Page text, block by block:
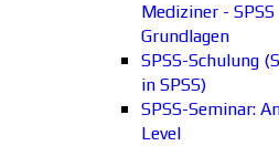
Mediziner - SPSS
Grundlagen
SPSS-Schulung
in SPSS)
SPSS-Seminar:
Level